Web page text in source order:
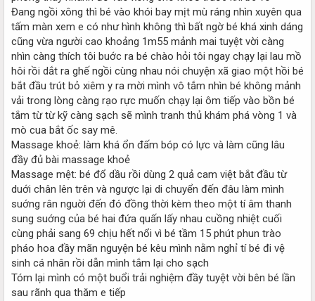
Đang ngồi xông thì bé vào khói bay mịt mù ráng nhìn xuyên qua
tấm màn xem e có như hình không thì bất ngờ bé khá xinh dáng
cũng vừa người cao khoảng 1m55 mảnh mai tuyệt vời càng
nhìn càng thích tôi buớc ra bé chào hỏi tôi ngay chạy lại lau mồ
hôi rồi dắt ra ghế ngồi cùng nhau nói chuyện xã giao một hồi bé
bắt đầu trút bỏ xiêm y ra mời mình vô tắm nhìn bé không mảnh
vải trong lòng càng rạo rực muốn chạy lại ôm tiếp vào bồn bé
tắm từ từ kỹ càng sạch sẽ mình tranh thủ khám phá vòng 1 và
mò cua bắt ốc say mê.
Massage khoẻ: làm khá ổn đấm bóp có lực và làm cũng lâu
đầy đủ bài massage khoẻ
Massage mệt: bé đổ dầu rồi dùng 2 quả cam việt bắt đầu từ
duới chân lên trên và ngược lại di chuyển đến đâu làm mình
suớng rân nguời đến đó đồng thời kèm theo một tí âm thanh
sung suớng của bé hai đứa quấn lấy nhau cuồng nhiệt cuối
cùng phải sang 69 chịu hết nổi vì bé tầm 15 phút phun trào
pháo hoa đầy mãn nguyện bé kêu mình nằm nghỉ tí bé đi vệ
sinh cá nhân rồi dẫn mình tắm lại cho sạch
Tóm lại mình có một buổi trải nghiệm đầy tuyệt vời bên bé lần
sau rãnh qua thăm e tiếp